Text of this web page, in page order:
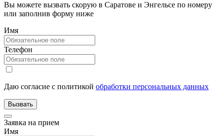
Вы можете вызвать скорую в Саратове и Энгельсе по номеру
или заполнив форму ниже
Имя
Телефон
Даю согласие с политикой обработки персональных данных
Заявка на прием
Имя